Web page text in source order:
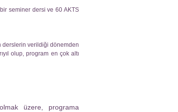
seminer dersi ve 60 AKTS
derslerin verildiği dönemden
olup, program en çok altı
üzere, programa